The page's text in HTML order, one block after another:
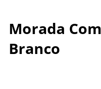
Morada
Branco